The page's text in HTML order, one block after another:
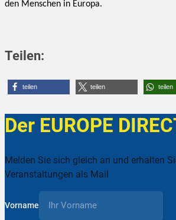
den Menschen in Europa.
Teilen:
teilen teilen teilen
Der EUROPE
Melden Sie sich gleich an und erhalten
Veranstaltungen als Mail
Vorname